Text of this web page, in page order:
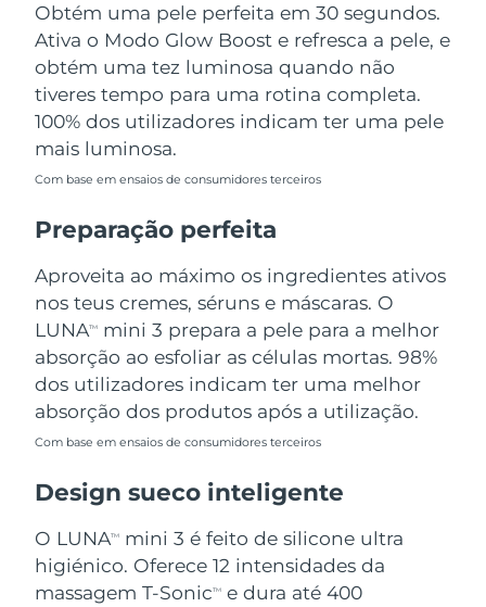
Obtém uma pele perfeita em 30 segundos.
Ativa o Modo Glow Boost e refresca a pele, e
obtém uma tez luminosa quando não
tiveres tempo para uma rotina completa.
100% dos utilizadores indicam ter uma pele
mais luminosa.
Com base em ensaios de consumidores terceiros
Preparação perfeita
Aproveita ao máximo os ingredientes ativos
nos teus cremes, séruns e máscaras. O
LUNATM
mini 3 prepara a pele para a melhor
absorção ao esfoliar as células mortas. 98%
dos utilizadores indicam ter uma melhor
absorção dos produtos após a utilização.
Com base em ensaios de consumidores terceiros
Design sueco inteligente
O LUNATM
mini 3 é feito de silicone ultra
higiénico. Oferece 12 intensidades da
massagem T-SonicTM
e dura até 400
Turquia Entrega prevista 8/11/26
Emirados Árabes
Unidos
Entrega prevista8/11/26
Reino Unido
Vietnã Entrega prevista